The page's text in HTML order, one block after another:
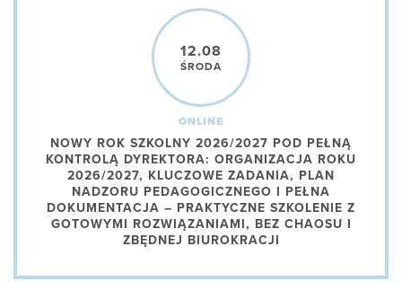
12.08
ŚRODA
ONLINE
NOWY ROK SZKOLNY 2026/2027 POD PEŁNĄ
KONTROLĄ DYREKTORA: ORGANIZACJA ROKU
2026/2027, KLUCZOWE ZADANIA, PLAN
NADZORU PEDAGOGICZNEGO I PEŁNA
DOKUMENTACJA – PRAKTYCZNE SZKOLENIE Z
GOTOWYMI ROZWIĄZANIAMI, BEZ CHAOSU I
ZBĘDNEJ BIUROKRACJI